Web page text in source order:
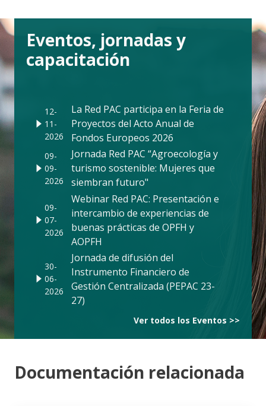
Eventos, jornadas y
capacitación
12-
11-
2026
La Red PAC participa en la Feria de
Proyectos del Acto Anual de
Fondos Europeos 2026
09-
09-
2026
Jornada Red PAC “Agroecología y
turismo sostenible: Mujeres que
siembran futuro"
09-
07-
2026
Webinar Red PAC: Presentación e
intercambio de experiencias de
buenas prácticas de OPFH y
AOPFH
30-
06-
2026
Jornada de difusión del
Instrumento Financiero de
Gestión Centralizada (PEPAC 23-
27)
Ver todos los Eventos >>
Documentación relacionada